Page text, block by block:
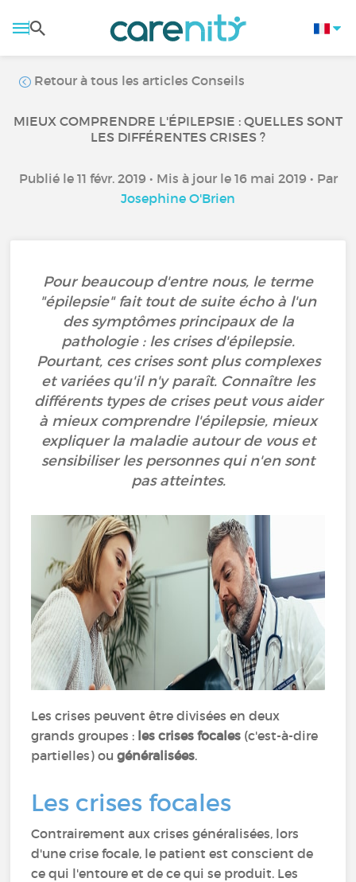
Retour à tous les articles Conseils
MIEUX COMPRENDRE L'ÉPILEPSIE : QUELLES SONT
LES DIFFÉRENTES CRISES ?
Publié le 11 févr. 2019 • Mis à jour le 16 mai 2019 • Par
Josephine O'Brien
Pour beaucoup d'entre nous, le terme
"épilepsie" fait tout de suite écho à l'un
des symptômes principaux de la
pathologie : les crises d'épilepsie.
Pourtant, ces crises sont plus complexes
et variées qu'il n'y paraît. Connaître les
différents types de crises peut vous aider
à mieux comprendre l'épilepsie, mieux
expliquer la maladie autour de vous et
sensibiliser les personnes qui n'en sont
pas atteintes.
Les crises peuvent être divisées en deux
grands groupes : les crises focales (c'est-à-dire
partielles) ougénéralisées.
Les crises focales
Contrairement aux crises généralisées, lors
d'une crise focale, le patient est conscient de
ce qui l'entoure et de ce qui se produit. Les